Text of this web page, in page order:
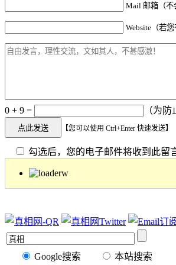
Mail 邮箱（不
Website（若
0 + 9 = （为
【您可以使用 Ctrl+Enter 快速发送】
勾选后，您的电子邮件将收到此留
Google搜索 本站搜索